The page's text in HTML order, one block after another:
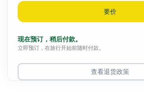
要价
现在预订，稍后付款。
立即预订，在旅行开始前随时付款。
查看退货政策